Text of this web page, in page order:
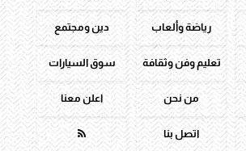
رياضة وألعاب دين ومجتمع
تعليم وفن وثقافة سوق السيارات
من نحن اعلن معنا
اتصل بنا 